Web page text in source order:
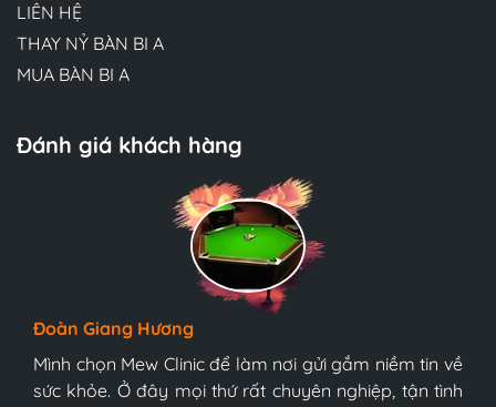
LIÊN HỆ
THAY NỶ BÀN BI A
MUA BÀN BI A
Đánh giá khách hàng
Đội ngũ bác sĩ tại Mew Clinic rất chuyên nghiệp và
tận tình. Chúc Mew Clinic phát triển mạnh mẽ hơn
nữa và sớm trở thành trung tâm y tế tốt nhất Việt
Đoàn Giang Hương
Mình chọn Mew Clinic để làm nơi gửi gắm niềm tin về
sức khỏe. Ở đây mọi thứ rất chuyên nghiệp, tận tình
Ngọc Anh
Mình chọn Mew Clinic để làm nơi gửi gắm niềm tin về
sức khỏe. Ở đây mọi thứ rất chuyên nghiệp, tận tình
bàn bi-a tonardo s5 9017
bàn bi-a tonardo s5 9017năm 2021